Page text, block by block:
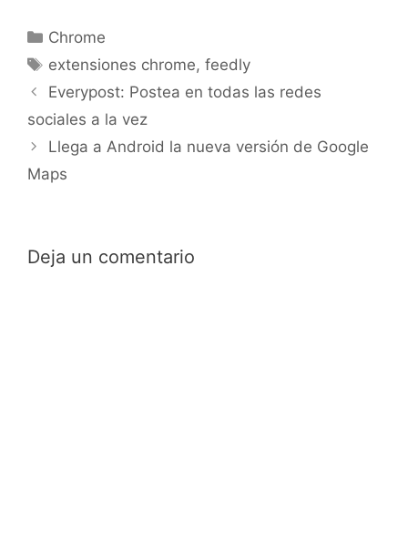
Categorías
Chrome
Etiquetas
extensiones chrome,feedly
Everypost: Postea en todas las redes
sociales a la vez
Llega a Android la nueva versión de Google
Maps
Deja un comentario